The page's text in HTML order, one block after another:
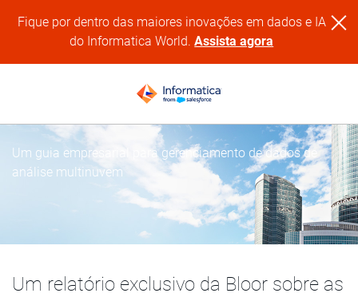
Fique por dentro das maiores inovações em dados e IA
do Informatica World.Assista agora
Um guia empresarial para gerenciamento de dados de
análise multinuvem
Um relatório exclusivo da Bloor sobre as